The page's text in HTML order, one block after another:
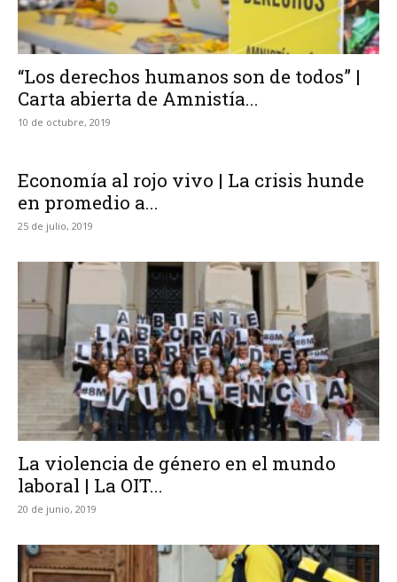
“Los derechos humanos son de todos” |
Carta abierta de Amnistía...
10 de octubre, 2019
Economía al rojo vivo | La crisis hunde
en promedio a...
25 de julio, 2019
La violencia de género en el mundo
laboral | La OIT...
20 de junio, 2019